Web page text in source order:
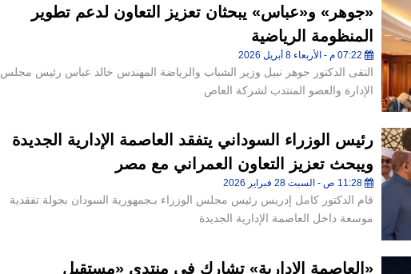
«جوهر» و«عباس» يبحثان تعزيز التعاون لدعم تطوير
المنظومة الرياضية
التقى الدكتور جوهر نبيل وزير الشباب والرياضة المهندس خالد عباس رئيس مجلس
الإدارة والعضو المنتدب لشركة العاص
رئيس الوزراء السوداني يتفقد العاصمة الإدارية الجديدة
ويبحث تعزيز التعاون العمراني مع مصر
11:28 ص - السبت 28 فبراير 2026
قام الدكتور كامل إدريس رئيس مجلس الوزراء بـجمهورية السودان بجولة تفقدية
موسعة داخل العاصمة الإدارية الجديدة
«العاصمة الإدارية» تشارك في منتدى «مستقبل